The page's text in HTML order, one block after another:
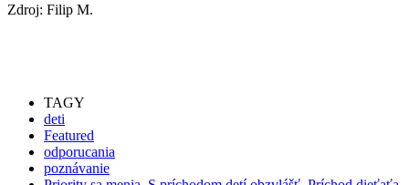
Zdroj: Filip M.
TAGY
deti
Featured
odporucania
poznávanie